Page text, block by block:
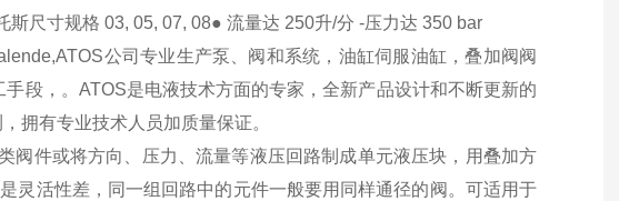
尺寸规格 03, 05, 07, 08● 流量达 250升/分 -压力达 350 bar
公司专业生产泵、阀和系统，油缸伺服油缸，叠加阀阀
段，。ATOS是电液技术方面的专家，全新产品设计和不断更新的
拥有专业技术人员加质量保证。
阀件或将方向、压力、流量等液压回路制成单元液压块，用叠加方
灵活性差，同一组回路中的元件一般要用同样通径的阀。可适用于